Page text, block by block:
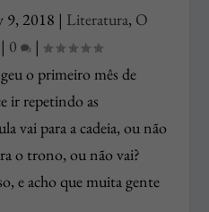
9, 2018 | Literatura, O
| 0
|
o primeiro mês de
ir repetindo as
vai para a cadeia, ou não
o trono, ou não vai?
e acho que muita gente